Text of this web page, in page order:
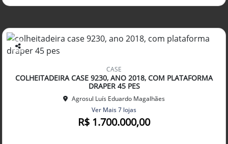
Co
arti
lhe
CASE
COLHEITADEIRA CASE 9230, ANO 2018, COM PLATAFORMA
DRAPER 45 PES
Agrosul Luís Eduardo Magalhães
Ver Mais 7 lojas
R$ 1.700.000,00